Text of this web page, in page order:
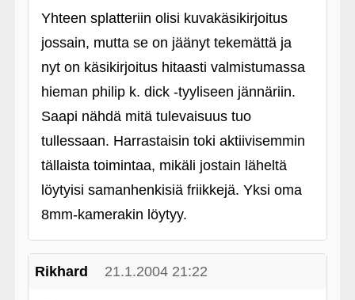
Yhteen splatteriin olisi kuvakäsikirjoitus
jossain, mutta se on jäänyt tekemättä ja
nyt on käsikirjoitus hitaasti valmistumassa
hieman philip k. dick ‑tyyliseen jännäriin.
Saapi nähdä mitä tulevaisuus tuo
tullessaan. Harrastaisin toki aktiivisemmin
tällaista toimintaa, mikäli jostain läheltä
löytyisi samanhenkisiä friikkejä. Yksi oma
8mm-kamerakin löytyy.
Rikhard 21.1.2004 21:22